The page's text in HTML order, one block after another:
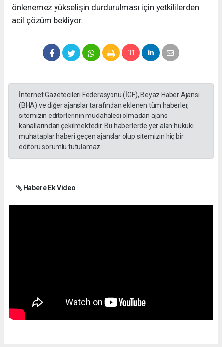
önlenemez yükselişin durdurulması için yetkililerden
acil çözüm bekliyor.
İnternet Gazetecileri Federasyonu (İGF), Beyaz Haber Ajansı
(BHA) ve diğer ajanslar tarafından eklenen tüm haberler,
sitemizin editörlerinin müdahalesi olmadan ajans
kanallarından çekilmektedir. Bu haberlerde yer alan hukuki
muhataplar haberi geçen ajanslar olup sitemizin hiç bir
editörü sorumlu tutulamaz...
Habere Ek Video